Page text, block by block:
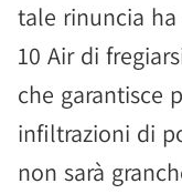
tale rinuncia ha
10 Air di
che garantisce
infiltrazioni di
non sarà